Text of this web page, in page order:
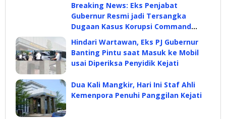
Breaking News: Eks Penjabat
Gubernur Resmi jadi Tersangka
Dugaan Kasus Korupsi Command
Center
Hindari Wartawan, Eks PJ Gubernur
Banting Pintu saat Masuk ke Mobil
usai Diperiksa Penyidik Kejati
Dua Kali Mangkir, Hari Ini Staf Ahli
Kemenpora Penuhi Panggilan Kejati